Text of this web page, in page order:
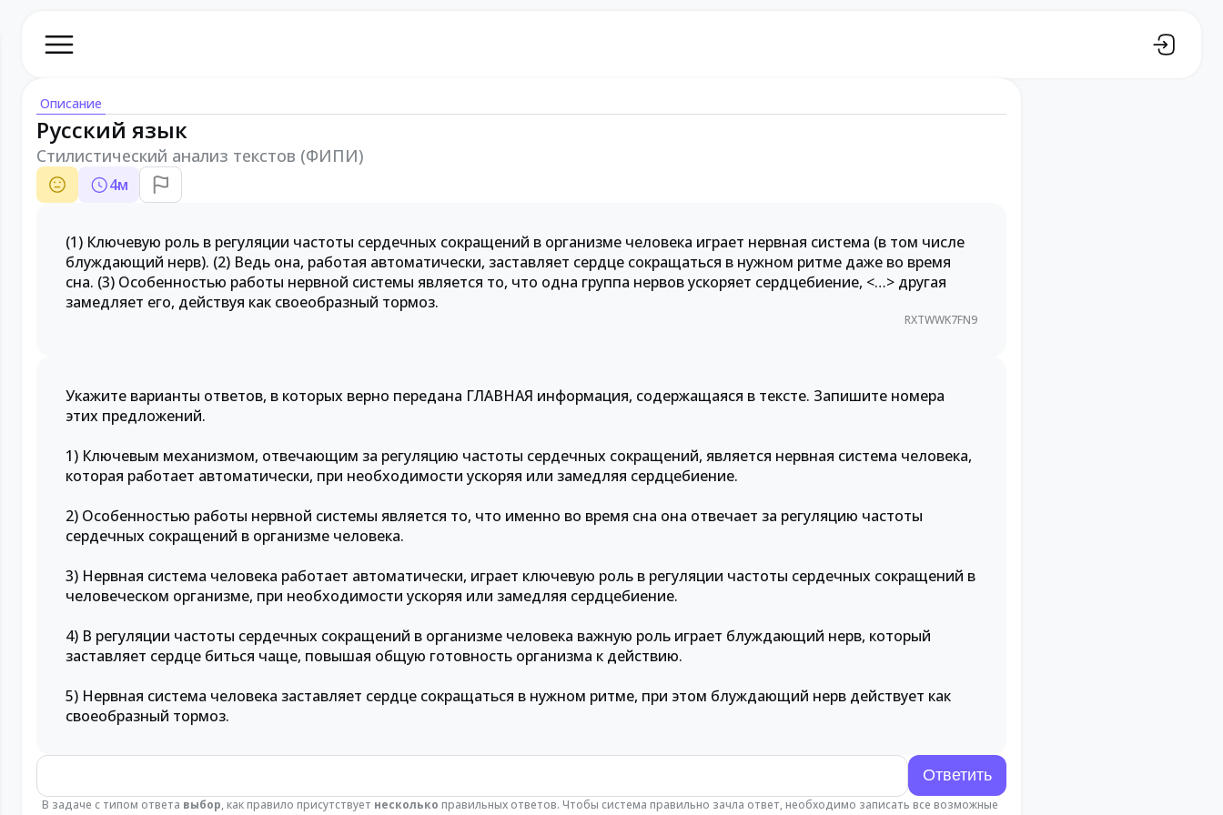
Описание
Русский язык
Стилистический анализ текстов (ФИПИ)
4м
(1) Ключевую роль в регуляции частоты сердечных сокращений в организме человека играет нервная система (в том числе
блуждающий нерв). (2) Ведь она, работая автоматически, заставляет сердце сокращаться в нужном ритме даже во время
сна. (3) Особенностью работы нервной системы является то, что одна группа нервов ускоряет сердцебиение, <…> другая
замедляет его, действуя как своеобразный тормоз.
RXTWWK7FN9
Укажите варианты ответов, в которых верно передана ГЛАВНАЯ информация, содержащаяся в тексте. Запишите номера
этих предложений.
1) Ключевым механизмом, отвечающим за регуляцию частоты сердечных сокращений, является нервная система человека,
которая работает автоматически, при необходимости ускоряя или замедляя сердцебиение.
2) Особенностью работы нервной системы является то, что именно во время сна она отвечает за регуляцию частоты
сердечных сокращений в организме человека.
3) Нервная система человека работает автоматически, играет ключевую роль в регуляции частоты сердечных сокращений в
человеческом организме, при необходимости ускоряя или замедляя сердцебиение.
4) В регуляции частоты сердечных сокращений в организме человека важную роль играет блуждающий нерв, который
заставляет сердце биться чаще, повышая общую готовность организма к действию.
5) Нервная система человека заставляет сердце сокращаться в нужном ритме, при этом блуждающий нерв действует как
своеобразный тормоз.
В задаче с типом ответа выбор, как правило присутствует несколько правильных ответов. Чтобы система правильно зачла ответ, необходимо записать все возможные